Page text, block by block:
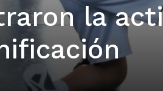
la